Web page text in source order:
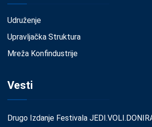
Udruženje
Upravljačka Struktura
Mreža Konfindustrije
Vesti
Drugo Izdanje Festivala